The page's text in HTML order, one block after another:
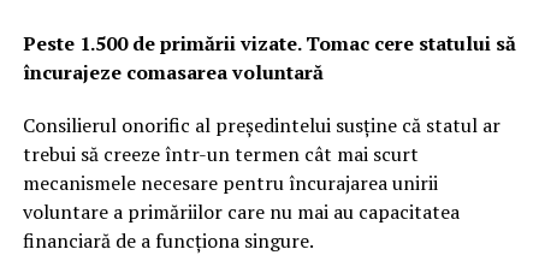
Peste 1.500 de primării vizate. Tomac cere statului să
încurajeze comasarea voluntară
Consilierul onorific al președintelui susține că statul ar
trebui să creeze într-un termen cât mai scurt
mecanismele necesare pentru încurajarea unirii
voluntare a primăriilor care nu mai au capacitatea
financiară de a funcționa singure.